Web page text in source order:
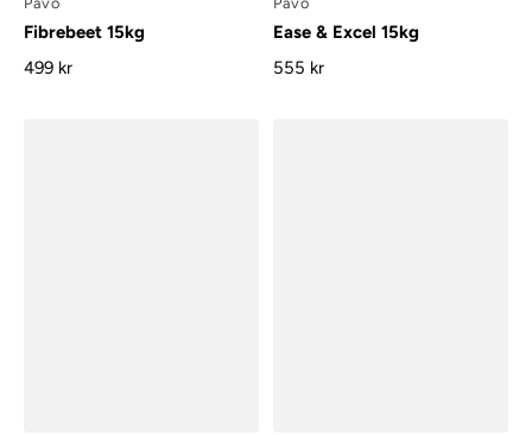
Fibrebeet 15kg
499 kr
Ease & Excel 15kg
555 kr